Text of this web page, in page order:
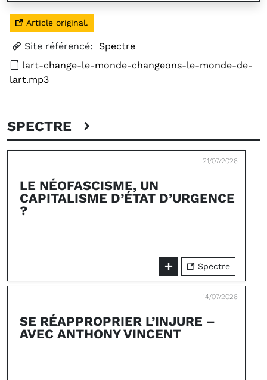
Article original.
Site référencé:
Spectre
lart-change-le-monde-changeons-le-monde-de-
lart.mp3
SPECTRE
21/07/2026
LE NÉOFASCISME, UN
CAPITALISME D’ÉTAT D’URGENCE
?
Spectre
14/07/2026
SE RÉAPPROPRIER L’INJURE –
AVEC ANTHONY VINCENT